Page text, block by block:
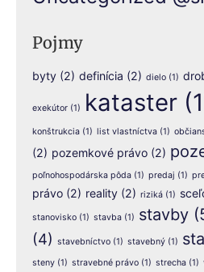
Pojmy
byty (2) definícia (2) dielo (1)
exekútor (1) kataster
konštrukcia (1) list vlastníctva (1)
(2) pozemkové právo (2)
poľnohospodárska pôda (1) predaj (1)
právo (2) reality (2) riziká (1)
stanovisko (1) stavba (1) stavby
(4) stavebníctvo (1) stavebný (1)
steny (1) stravebné právo (1) strecha (1)